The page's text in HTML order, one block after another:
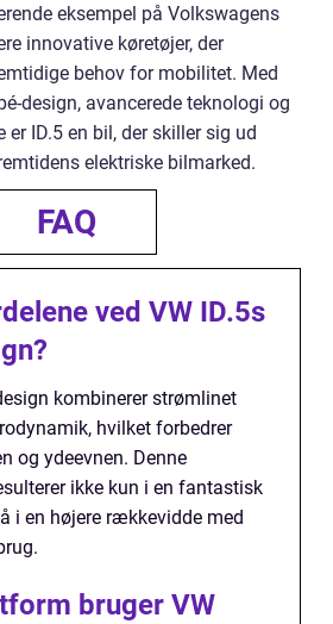
eksempel på Volkswagens
innovative køretøjer, der
behov for mobilitet. Med
design, avancerede teknologi og
er ID.5 en bil, der skiller sig ud
elektriske bilmarked.
FAQ
ved VW ID.5s
kombinerer strømlinet
hvilket forbedrer
og ydeevnen. Denne
ikke kun i en fantastisk
i en højere rækkevidde med
bruger VW